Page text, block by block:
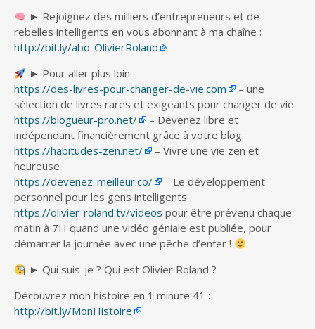
► Rejoignez des milliers d’entrepreneurs et de
rebelles intelligents en vous abonnant à ma chaîne :
http://bit.ly/abo-OlivierRoland
► Pour aller plus loin :
https://des-livres-pour-changer-de-vie.com
– une
sélection de livres rares et exigeants pour changer de vie
https://blogueur-pro.net/
– Devenez libre et
indépendant financièrement grâce à votre blog
https://habitudes-zen.net/
– Vivre une vie zen et
heureuse
https://devenez-meilleur.co/
– Le développement
personnel pour les gens intelligents
https://olivier-roland.tv/videos pour être prévenu chaque
matin à 7H quand une vidéo géniale est publiée, pour
démarrer la journée avec une pêche d’enfer !
► Qui suis-je ? Qui est Olivier Roland ?
Découvrez mon histoire en 1 minute 41 :
http://bit.ly/MonHistoire